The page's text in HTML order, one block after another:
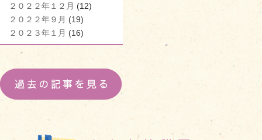
２０２２年１２月 (12)
２０２２年９月 (19)
２０２３年１月 (16)